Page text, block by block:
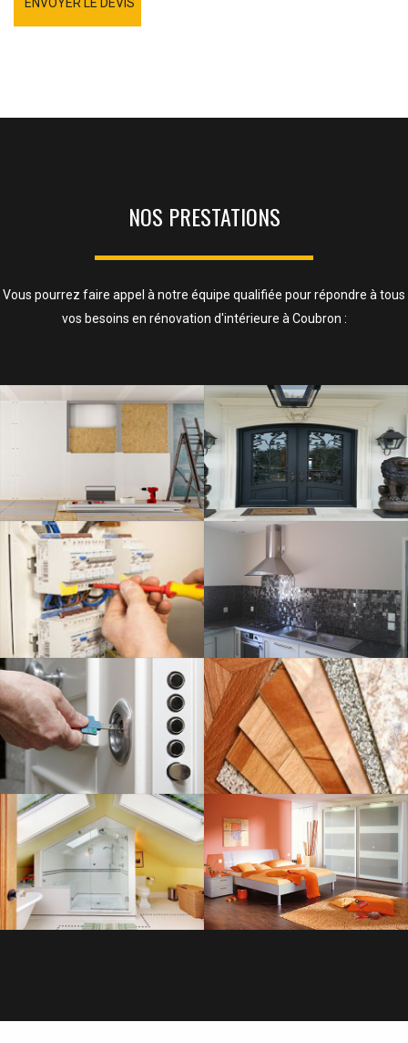
NOS PRESTATIONS
Vous pourrez faire appel à notre équipe qualifiée pour répondre à tous
vos besoins en rénovation d'intérieure à Coubron :
ISOLATION, CLOISONS ET FAUX
PLAFOND
ELECTRICITÉ
SAVOIR PLUS
SERRURERIE
SAVOIR PLUS
PLOMBERIE
SAVOIR PLUS